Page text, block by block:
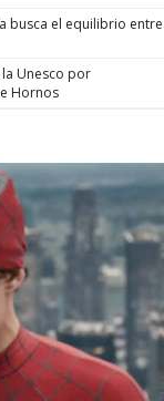
busca el equilibrio entre
Unesco por
Hornos